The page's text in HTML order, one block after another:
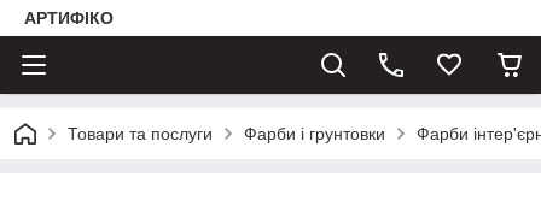
АРТИФІКО
Товари та послуги Фарби і грунтовки Фарби